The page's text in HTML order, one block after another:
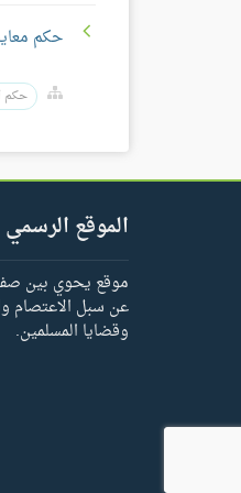
حكم
حكم
الموقع
موقع يحوي بين
عن سبل الاعتصام
وقضايا المسلمين.